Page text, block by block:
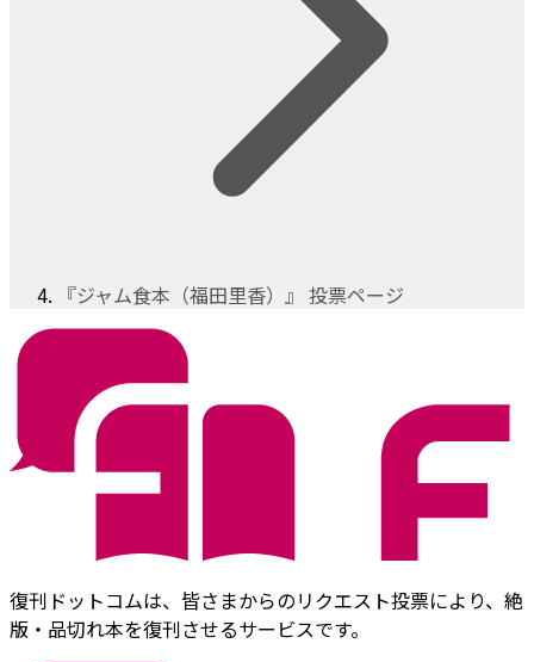
『ジャム食本（福田里香）』 投票ページ
復刊ドットコムは、皆さまからのリクエスト投票により、絶
版・品切れ本を復刊させるサービスです。